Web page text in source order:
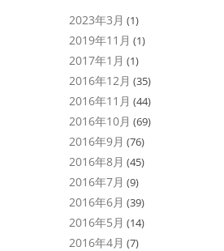
2023年3月 (1)
2019年11月 (1)
2017年1月 (1)
2016年12月 (35)
2016年11月 (44)
2016年10月 (69)
2016年9月 (76)
2016年8月 (45)
2016年7月 (9)
2016年6月 (39)
2016年5月 (14)
2016年4月 (7)